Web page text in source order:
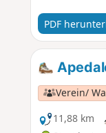
PDF
Verein/
11,88 km